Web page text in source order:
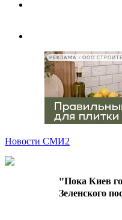
Новости СМИ2
"Пока Киев
Зеленского